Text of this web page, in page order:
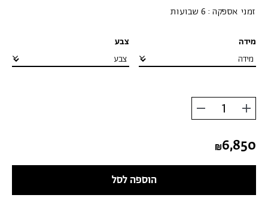
זמני אספקה : 6 שבועות
מידה צבע
הוסף
מוצר
החסר
מוצר
6,850
הוספה לסל